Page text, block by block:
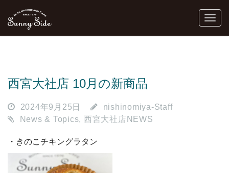
西宮大社店 10月の新商品
2024年9月25日
nishinomiya-Staff
News & Topics, 西宮大社店NEWS
・きのこチキングラタン